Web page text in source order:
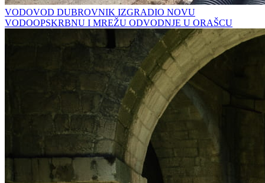
VODOVOD DUBROVNIK IZGRADIO NOVU
VODOOPSKRBNU I MREŽU ODVODNJE U ORAŠCU